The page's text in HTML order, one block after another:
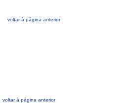
voltar à página anterior
voltar à página anterior